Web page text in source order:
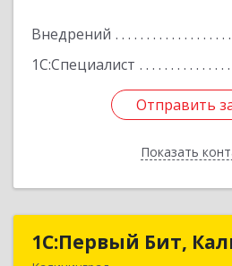
Внедрений
1С:Специалист
Отправить
Показать
Отправить
Назад
1С:Первый Бит,
1С:Первый Бит,